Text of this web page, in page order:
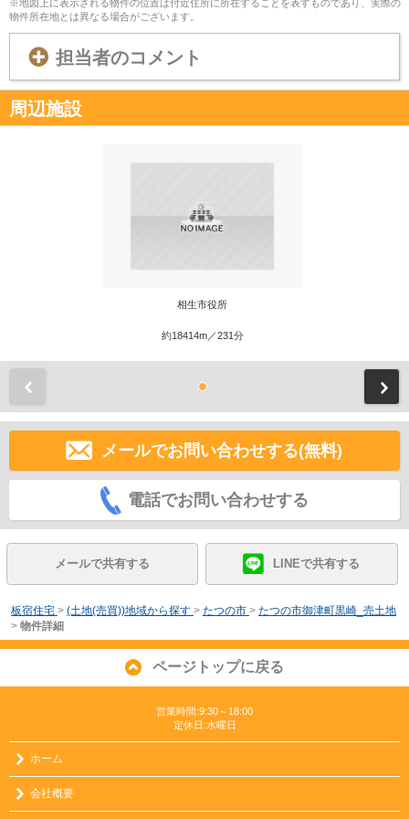
※地図上に表示される物件の位置は付近住所に所在することを表すものであり、実際の
物件所在地とは異なる場合がございます。
担当者のコメント
周辺施設
相生市役所
約18414m／231分
メールでお問い合わせする(無料)
電話でお問い合わせする
メールで共有する LINEで共有する
板宿住宅 > (土地(売買))地域から探す > たつの市 > たつの市御津町黒崎_売土地
> 物件詳細
ページトップに戻る
営業時間:9:30～18:00
定休日:水曜日
ホーム
会社概要